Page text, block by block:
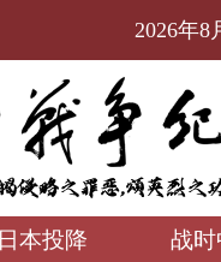
2026年8
日本投降 战时